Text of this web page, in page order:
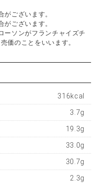
ございます。
ございます。
ーソンがフランチャイズチ
価のことをいいます。
316kcal
3.7g
19.3g
33.0g
30.7g
2.3g